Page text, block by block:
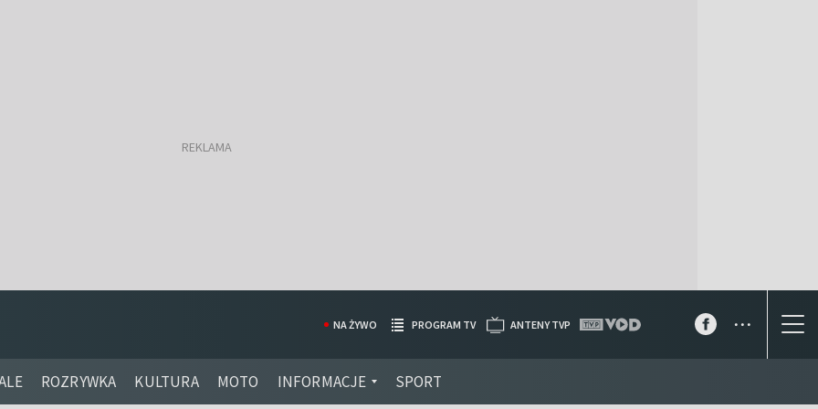
ROZRYWKA KULTURA MOTO INFORMACJE SPORT
NA ŻYWO PROGRAM TV ANTENY TVP ...